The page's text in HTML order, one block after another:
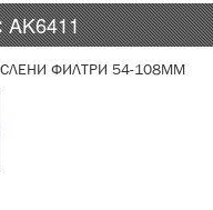
AK6411
ФИЛТРИ 54-108MM